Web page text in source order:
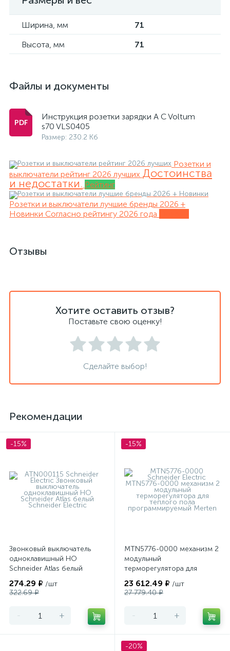
Ширина, мм
71
Высота, мм
71
Файлы и документы
Инструкция розетки зарядки A C Voltum
s70 VLS0405
Размер: 230.2 Кб
Розетки и
выключатели рейтинг 2026 лучших Достоинства
и недостатки. Рейтинг
Розетки и выключатели лучшие бренды 2026 +
Новинки Согласно рейтингу 2026 года
Отзывы
Хотите оставить отзыв?
Поставьте свою оценку!
Сделайте выбор!
Рекомендации
-15%
Звонковый выключатель
одноклавишный НО
Schneider Atlas белый
274.29 ₽ /шт
322.69 ₽
- +
-15%
MTN5776-0000 механизм 2
модульный
терморегулятора для
программируемый Merten
23 612.49 ₽ /шт
27 779.40 ₽
- +
-20%